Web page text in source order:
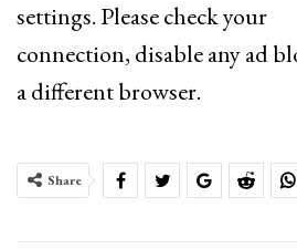
settings. Please check your
connection, disable any ad
a different browser.
Share